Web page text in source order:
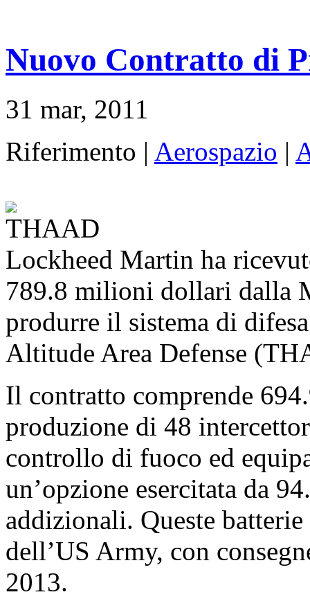
Nuovo Contratto di
31 mar, 2011
Riferimento | Aerospazio |
Lockheed Martin ha
789.8 milioni dollari dalla
produrre il sistema di
Altitude Area Defense
Il contratto comprende
produzione di 48
controllo di fuoco ed
un’opzione esercitata da
addizionali. Queste
dell’US Army, con
2013.